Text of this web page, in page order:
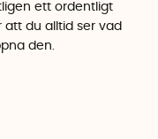
ett ordentligt
att du alltid ser vad
den.
designade för att